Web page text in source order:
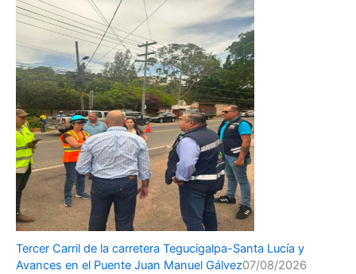
Tercer Carril de la carretera Tegucigalpa-Santa Lucía y
Avances en el Puente Juan Manuel Gálvez07/08/2026